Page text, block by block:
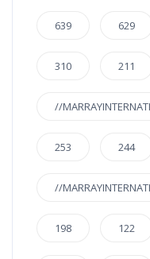
639 629
310 211
//
253 244
//
198 122